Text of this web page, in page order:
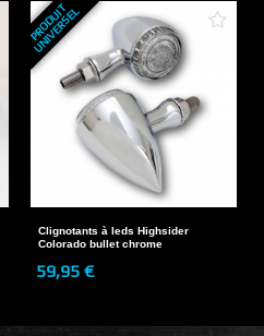
P
R
O
D
U
I
T
U
N
I
V
E
R
S
E
L
Clignotants à leds Highsider
Colorado bullet chrome
59,95 €